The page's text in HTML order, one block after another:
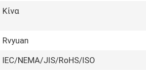
Κίνα
Rvyuan
IEC/NEMA/JIS/RoHS/ISO